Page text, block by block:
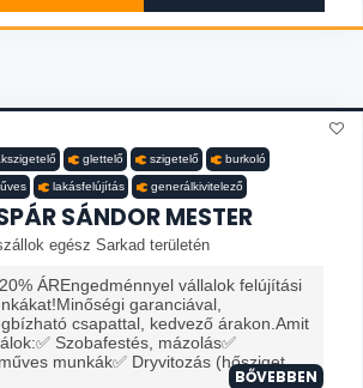
glettelő szigetelő burkoló
lakásfelújítás generálkivitelező
SÁNDOR MESTER
egész Sarkad területén
ÁREngedménnyel vállalok felújítási
garanciával,
csapattal, kedvező árakon.Amit
Szobafestés, mázolás✅
munkák✅ Dryvitozás (hősziget...
BŐVEBBEN